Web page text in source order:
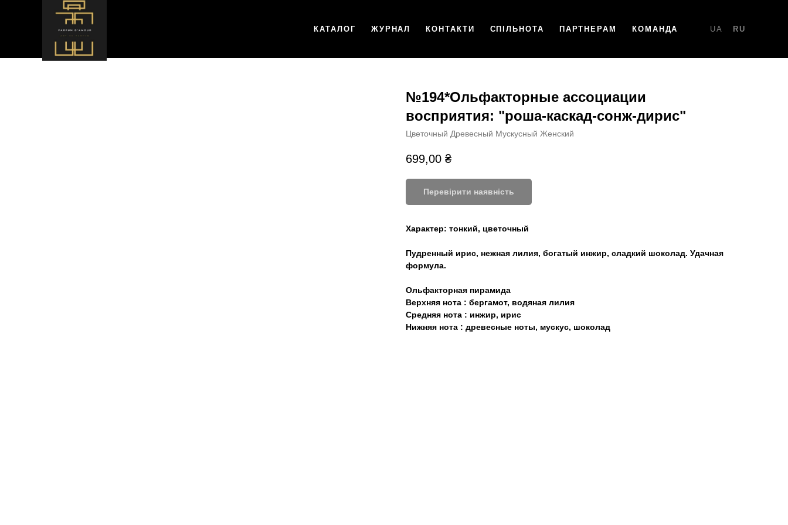
КАТАЛОГ ЖУРНАЛ КОНТАКТИ СПІЛЬНОТА ПАРТНЕРАМ КОМАНДА UA RU
№194*Ольфакторные ассоциации
восприятия: "роша-каскад-сонж-дирис"
Цветочный Древесный Мускусный Женский
699,00 ₴
Перевірити наявність
Характер: тонкий, цветочный
Пудренный ирис, нежная лилия, богатый инжир, сладкий шоколад. Удачная
формула.
Ольфакторная пирамида
Верхняя нота : бергамот, водяная лилия
Средняя нота : инжир, ирис
Нижняя нота : древесные ноты, мускус, шоколад